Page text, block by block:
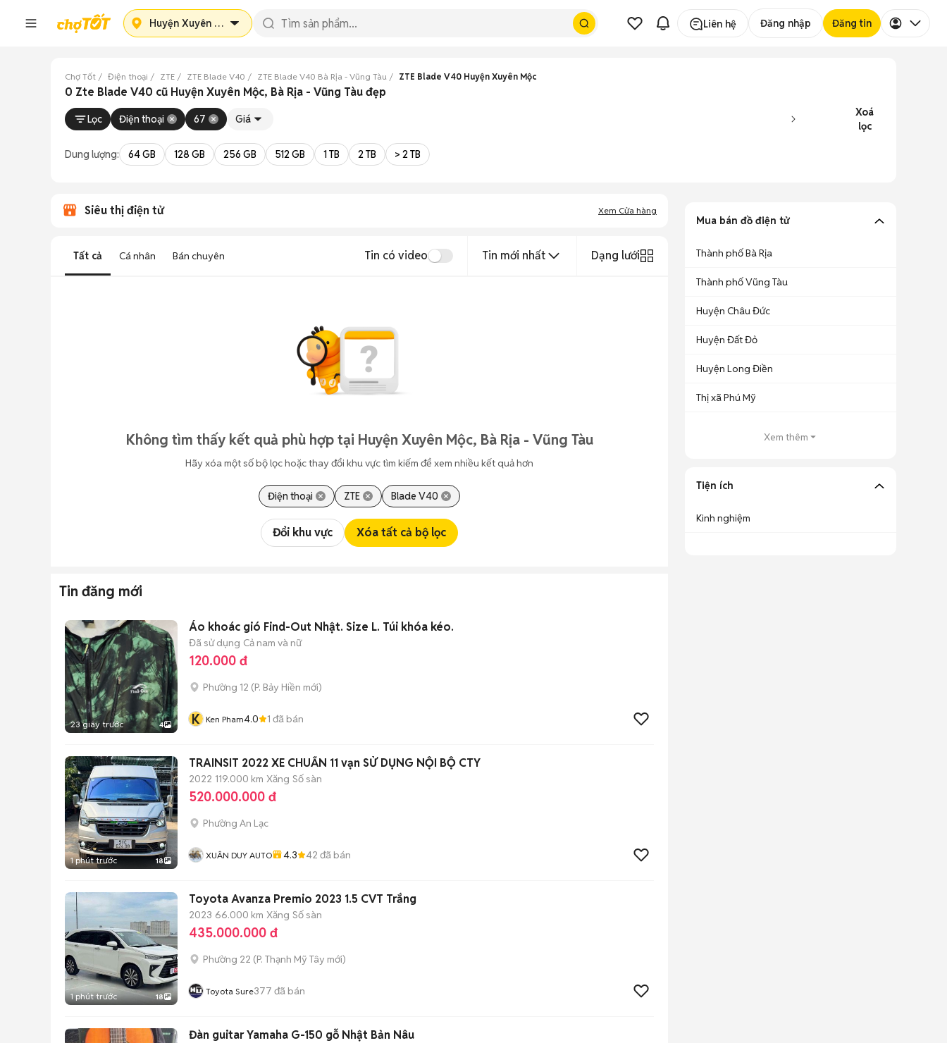
Huyện Xuyên Mộc Liên hệ Đăng nhập Đăng tin
Chợ Tốt Điện thoại ZTE ZTE Blade V40 ZTE Blade V40 Bà Rịa - Vũng Tàu ZTE Blade V40 Huyện Xuyên Mộc
0 Zte Blade V40 cũ Huyện Xuyên Mộc, Bà Rịa - Vũng Tàu đẹp
Lọc Điện thoại 67 Giá
Xoá
lọc
Dung lượng: 64 GB 128 GB 256 GB 512 GB 1 TB 2 TB > 2 TB
Siêu thị điện tử Xem Cửa hàng
Tất cả Cá nhân Bán chuyên Tin có video Tin mới nhất Dạng lưới
Không tìm thấy kết quả phù hợp tại Huyện Xuyên Mộc, Bà Rịa - Vũng Tàu
Hãy xóa một số bộ lọc hoặc thay đổi khu vực tìm kiếm để xem nhiều kết quả hơn
Điện thoại ZTE Blade V40
Đổi khu vực Xóa tất cả bộ lọc
Tin đăng mới
23 giây trước 4
Áo khoác gió Find-Out Nhật. Size L. Túi khóa kéo.
Đã sử dụng Cả nam và nữ
120.000 đ
Phường 12 (P. Bảy Hiền mới)
K Ken Pham4.0 1 đã bán
1 phút trước 18
TRAINSIT 2022 XE CHUẨN 11 vạn SỬ DỤNG NỘI BỘ CTY
2022 119.000 km Xăng Số sàn
520.000.000 đ
Phường An Lạc
XUÂN DUY AUTO 4.3 42 đã bán
1 phút trước 18
Toyota Avanza Premio 2023 1.5 CVT Trắng
2023 66.000 km Xăng Số sàn
435.000.000 đ
Phường 22 (P. Thạnh Mỹ Tây mới)
Toyota Sure377 đã bán
Đàn guitar Yamaha G-150 gỗ Nhật Bản Nâu
Mua bán đồ điện tử
Thành phố Bà Rịa
Thành phố Vũng Tàu
Huyện Châu Đức
Huyện Đất Đỏ
Huyện Long Điền
Thị xã Phú Mỹ
Xem thêm
Tiện ích
Kinh nghiệm